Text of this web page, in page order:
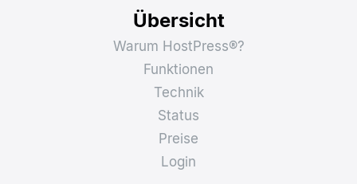
Übersicht
Warum HostPress®?
Funktionen
Technik
Status
Preise
Login